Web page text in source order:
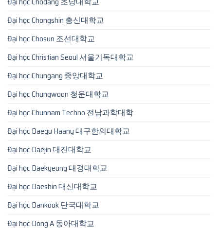
Đại học Chongshin 총신대학교
Đại học Chosun 조선대학교
Đại học Christian Seoul 서울기독대학교
Đại học Chungang 중앙대학교
Đại học Chungwoon 청운대학교
Đại học Chunnam Techno 전남과학대학
Đại học Daegu Haany 대구한의대학교
Đại học Daejin 대진대학교
Đại học Daekyeung 대경대학교
Đại học Daeshin 대신대학교
Đại học Dankook 단국대학교
Đại học Dong A 동아대학교